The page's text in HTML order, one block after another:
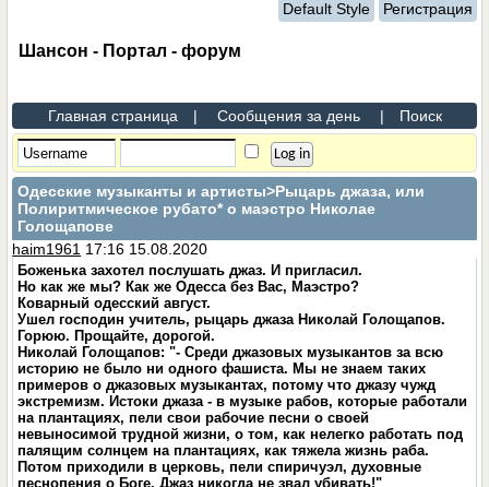
Default Style Регистрация
Шансон - Портал - форум
Главная страница | Сообщения за день | Поиск
Одесские музыканты и артисты>Рыцарь джаза, или
Полиритмическое рубато* о маэстро Николае
Голощапове
haim1961 17:16 15.08.2020
Боженька захотел послушать джаз. И пригласил.
Но как же мы? Как же Одесса без Вас, Маэстро?
Коварный одесский август.
Ушел господин учитель, рыцарь джаза Николай Голощапов.
Горюю. Прощайте, дорогой.
Николай Голощапов: "- Среди джазовых музыкантов за всю
историю не было ни одного фашиста. Мы не знаем таких
примеров о джазовых музыкантах, потому что джазу чужд
экстремизм. Истоки джаза - в музыке рабов, которые работали
на плантациях, пели свои рабочие песни о своей
невыносимой трудной жизни, о том, как нелегко работать под
палящим солнцем на плантациях, как тяжела жизнь раба.
Потом приходили в церковь, пели спиричуэл, духовные
песнопения о Боге. Джаз никогда не звал убивать!"